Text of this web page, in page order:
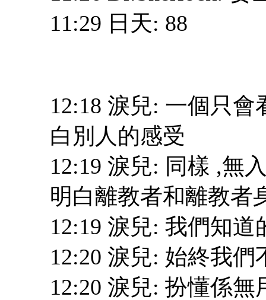
11:29 日天: 88
12:18 淚兒: 一個只
白別人的感受
12:19 淚兒: 同樣 ,無
明白離教者和離教者
12:19 淚兒: 我們知
12:20 淚兒: 始終我們
12:20 淚兒: 扮懂係